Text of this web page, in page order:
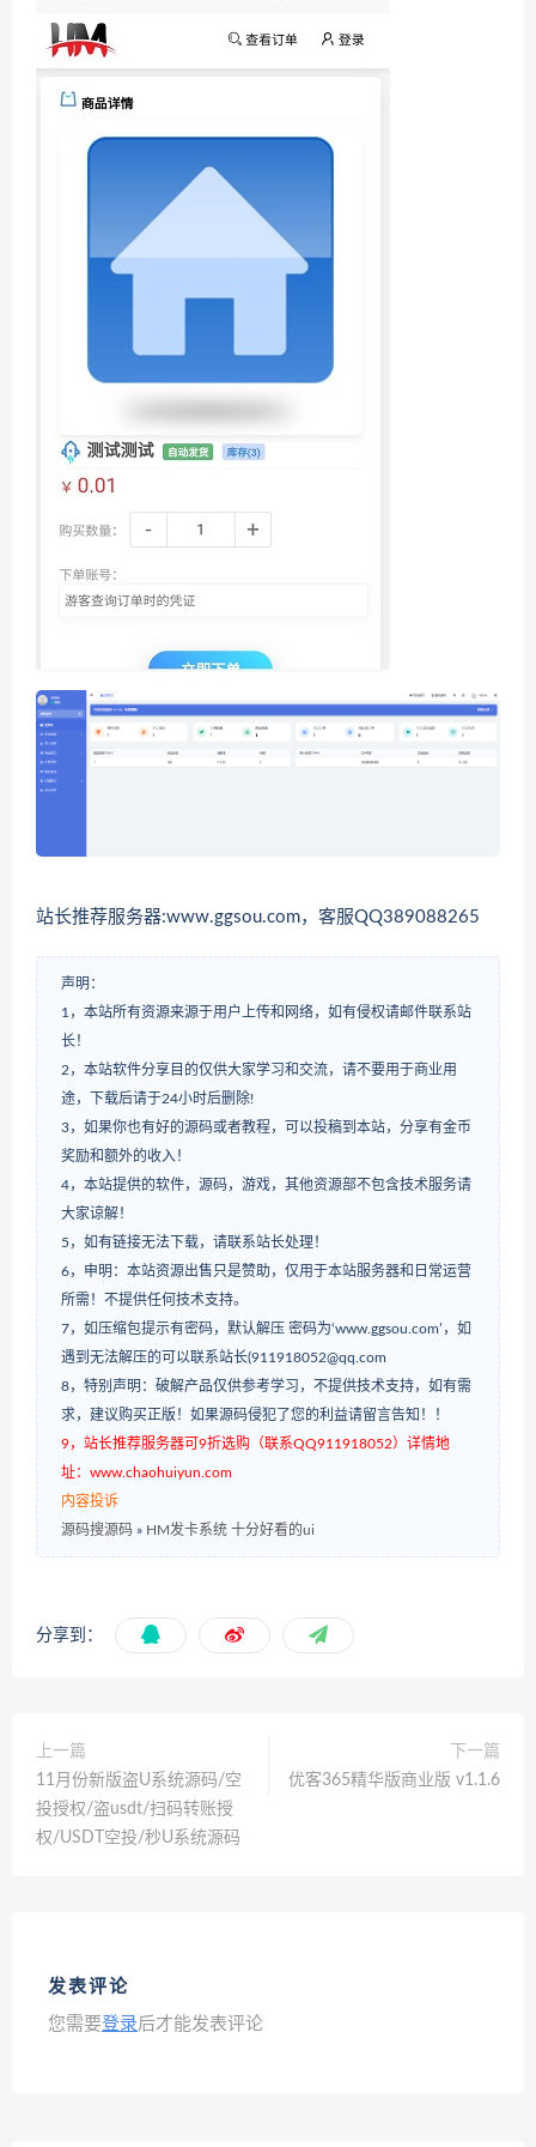
站长推荐服务器:www.ggsou.com，客服QQ389088265
声明：
1，本站所有资源来源于用户上传和网络，如有侵权请邮件联系站
长！
2，本站软件分享目的仅供大家学习和交流，请不要用于商业用
途，下载后请于24小时后删除!
3，如果你也有好的源码或者教程，可以投稿到本站，分享有金币
奖励和额外的收入！
4，本站提供的软件，源码，游戏，其他资源部不包含技术服务请
大家谅解！
5，如有链接无法下载，请联系站长处理！
6，申明：本站资源出售只是赞助，仅用于本站服务器和日常运营
所需！不提供任何技术支持。
7，如压缩包提示有密码，默认解压 密码为‘www.ggsou.com’，如
遇到无法解压的可以联系站长(911918052@qq.com
8，特别声明：破解产品仅供参考学习，不提供技术支持，如有需
求，建议购买正版！如果源码侵犯了您的利益请留言告知！！
9，站长推荐服务器可9折选购（联系QQ911918052）详情地
址：www.chaohuiyun.com
内容投诉
源码搜源码 » HM发卡系统 十分好看的ui
分享到：
上一篇
11月份新版盗U系统源码/空
投授权/盗usdt/扫码转账授
权/USDT空投/秒U系统源码
下一篇
优客365精华版商业版 v1.1.6
发表评论
您需要登录后才能发表评论